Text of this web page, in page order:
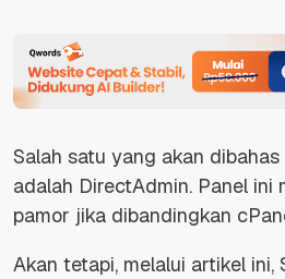
Salah satu yang akan
adalah DirectAdmin. Panel ini
pamor jika dibandingkan
Akan tetapi, melalui artikel ini,